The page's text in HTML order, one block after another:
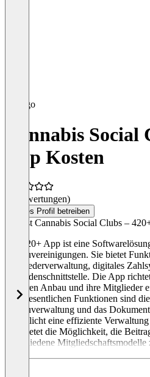
Cannabis Social
App Kosten
(0 Bewertungen)
Dieses Profil betreiben
Was ist Cannabis Social Clubs –
Die 420+ App ist eine
Anbauvereinigungen. Sie bietet
Mitgliederverwaltung, digitales
Behördenschnittstelle. Die App
die ihren Anbau und ihre Mitglieder
Die wesentlichen Funktionen sind
Anbauverwaltung und das
ermöglicht eine effiziente
und bietet die Möglichkeit, die
verschiedene